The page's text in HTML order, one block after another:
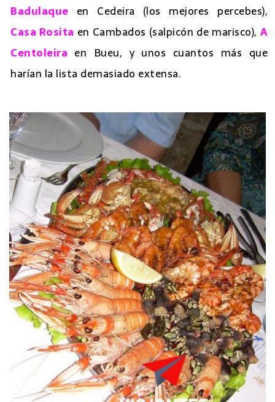
Badulaque en Cedeira (los mejores percebes),
Casa Rosita en Cambados (salpicón de marisco), A
Centoleira en Bueu, y unos cuantos más que
harían la lista demasiado extensa.